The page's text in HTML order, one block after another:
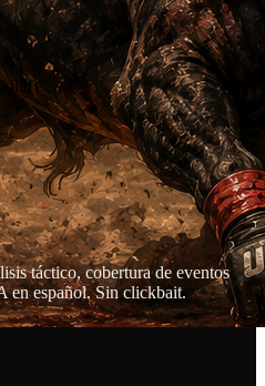
táctico, cobertura de eventos
en español. Sin clickbait.